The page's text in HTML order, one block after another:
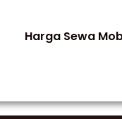
Harga Sewa